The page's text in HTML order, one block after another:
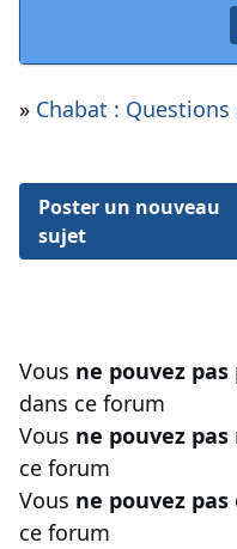
» Chabat : Questions
Poster un nouveau
sujet
Vous ne pouvez pas
dans ce forum
Vous ne pouvez pas
ce forum
Vous ne pouvez pas
ce forum